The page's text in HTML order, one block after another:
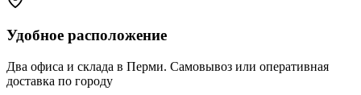
Удобное расположение
Два офиса и склада в Перми. Самовывоз или оперативная
доставка по городу